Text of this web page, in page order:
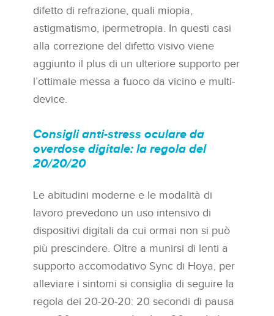
difetto di refrazione, quali miopia,
astigmatismo, ipermetropia. In questi casi
alla correzione del difetto visivo viene
aggiunto il plus di un ulteriore supporto per
l’ottimale messa a fuoco da vicino e multi-
device.
Consigli anti-stress oculare da
overdose digitale: la regola del
20/20/20
Le abitudini moderne e le modalità di
lavoro prevedono un uso intensivo di
dispositivi digitali da cui ormai non si può
più prescindere. Oltre a munirsi di lenti a
supporto accomodativo Sync di Hoya, per
alleviare i sintomi si consiglia di seguire la
regola dei 20-20-20: 20 secondi di pausa